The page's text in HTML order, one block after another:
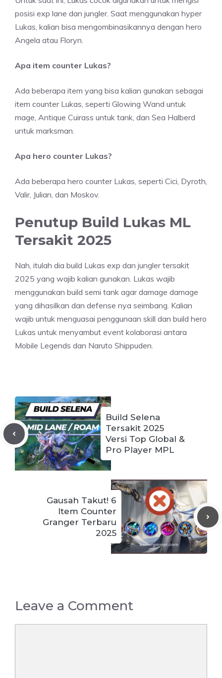
posisi exp lane dan jungler. Saat menggunakan hyper
Lukas, kalian bisa mengombinasikannya dengan hero
Angela atau Floryn.
Apa item counter Lukas?
Ada beberapa item yang bisa kalian gunakan sebagai
item counter Lukas, seperti Glowing Wand untuk
mage, Antique Cuirass untuk tank, dan Sea Halberd
untuk marksman.
Apa hero counter Lukas?
Ada beberapa hero counter Lukas, seperti Cici, Dyroth,
Valir, Julian, dan Moskov.
Penutup Build Lukas ML
Tersakit 2025
Nah, itulah dia build Lukas exp dan jungler tersakit
2025 yang wajib kalian gunakan. Lukas wajib
menggunakan build semi tank agar damage damage
yang dihasilkan dan defense nya seimbang. Kalian
wajib untuk menguasai penggunaan skill dan build hero
Lukas untuk menyambut event kolaborasi antara
Mobile Legends dan Naruto Shippuden.
Build Selena
Tersakit 2025
Versi Top Global &
Pro Player MPL
Gausah Takut! 6
Item Counter
Granger Terbaru
2025
Leave a Comment